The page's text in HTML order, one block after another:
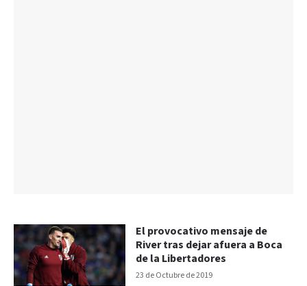
23 de Octubre de 2019
El provocativo mensaje de
River tras dejar afuera a Boca
de la Libertadores